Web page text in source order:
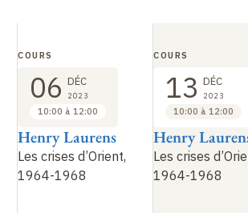
Les crises d’Orient,
1964-1968
Henry Laurens
COURS
06 DÉC
2023
10:00 à 12:00
Les crises
1964-1968
Henry
COURS
13 DÉC
2023
10:00 à 12:00